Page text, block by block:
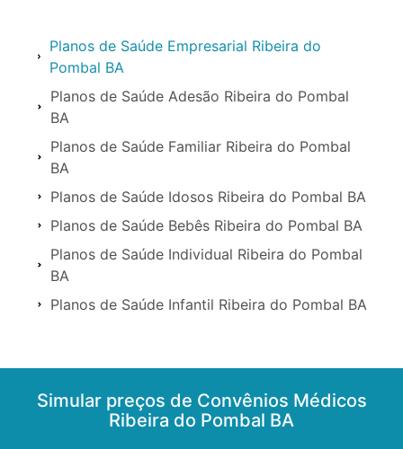
Planos de Saúde Empresarial Ribeira do
Pombal BA
Planos de Saúde Adesão Ribeira do Pombal
BA
Planos de Saúde Familiar Ribeira do Pombal
BA
Planos de Saúde Idosos Ribeira do Pombal BA
Planos de Saúde Bebês Ribeira do Pombal BA
Planos de Saúde Individual Ribeira do Pombal
BA
Planos de Saúde Infantil Ribeira do Pombal BA
Simular preços de Convênios Médicos
Ribeira do Pombal BA